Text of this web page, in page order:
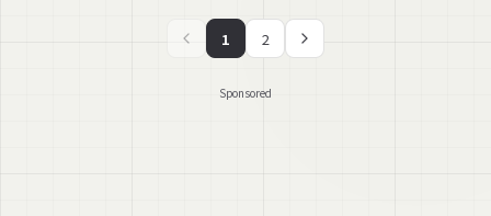
1 2
Sponsored